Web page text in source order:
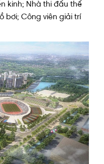
kinh; Nhà thi đấu thể
bơi; Công viên giải trí